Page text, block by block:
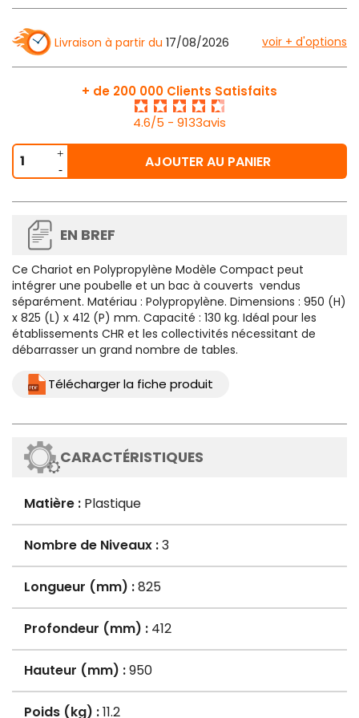
Livraison à partir du 17/08/2026 voir + d'options
+ de 200 000 Clients Satisfaits
4.6/5 - 9133avis
AJOUTER AU PANIER
EN BREF
Ce Chariot en Polypropylène Modèle Compact peut
intégrer une poubelle et un bac à couverts vendus
séparément. Matériau : Polypropylène. Dimensions : 950 (H)
x 825 (L) x 412 (P) mm. Capacité : 130 kg. Idéal pour les
établissements CHR et les collectivités nécessitant de
débarrasser un grand nombre de tables.
Télécharger la fiche produit
CARACTÉRISTIQUES
Matière : Plastique
Nombre de Niveaux :3
Longueur (mm) :825
Profondeur (mm) : 412
Hauteur (mm) :950
Poids (kg) :11.2